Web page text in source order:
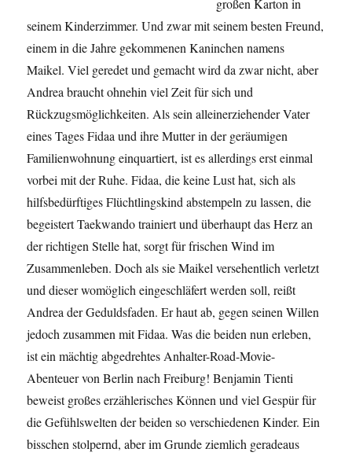
großen Karton in
seinem Kinderzimmer. Und zwar mit seinem besten Freund,
einem in die Jahre gekommenen Kaninchen namens
Maikel. Viel geredet und gemacht wird da zwar nicht, aber
Andrea braucht ohnehin viel Zeit für sich und
Rückzugsmöglichkeiten. Als sein alleinerziehender Vater
eines TagesFidaaund ihre Mutter in der geräumigen
Familienwohnung einquartiert, ist es allerdings erst einmal
vorbei mit der Ruhe.Fidaa, die keine Lust hat, sich als
hilfsbedürftiges Flüchtlingskind abstempeln zu lassen, die
begeistertTaekwandotrainiert und überhaupt das Herz an
der richtigen Stelle hat, sorgt für frischen Wind im
Zusammenleben. Doch als sie Maikel versehentlich verletzt
und dieser womöglich eingeschläfert werden soll, reißt
Andrea der Geduldsfaden. Er haut ab, gegen seinen Willen
jedoch zusammen mitFidaa. Was die beiden nun erleben,
ist ein mächtig abgedrehtes Anhalter-Road-Movie-
Abenteuer von Berlin nach Freiburg! BenjaminTienti
beweist großes erzählerisches Können und viel Gespür für
die Gefühlswelten der beiden so verschiedenen Kinder. Ein
bisschen stolpernd, aber im Grunde ziemlich geradeaus